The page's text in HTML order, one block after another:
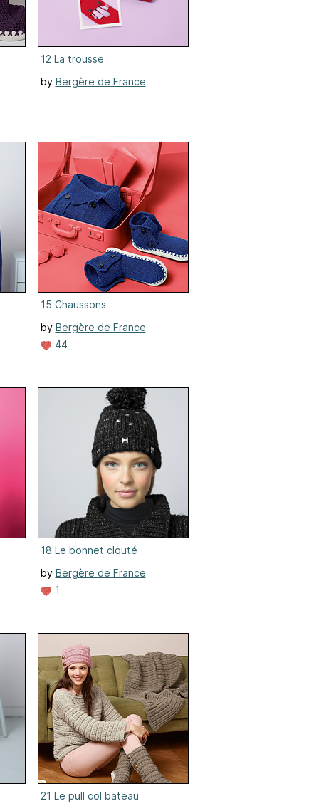
12 La trousse
by Bergère de France
15 Chaussons
by Bergère de France
44
18 Le bonnet clouté
by Bergère de France
1
21 Le pull col bateau